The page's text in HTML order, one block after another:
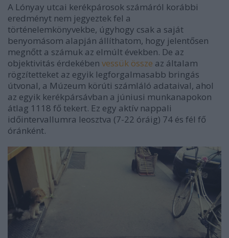
A Lónyay utcai kerékpárosok számáról korábbi
eredményt nem jegyeztek fel a
történelemkönyvekbe, úgyhogy csak a saját
benyomásom alapján állíthatom, hogy jelentősen
megnőtt a számuk az elmúlt években. De az
objektivitás érdekében vessük össze az általam
rögzítetteket az egyik legforgalmasabb bringás
útvonal, a Múzeum körúti számláló adataival, ahol
az egyik kerékpársávban a júniusi munkanapokon
átlag 1118 fő tekert. Ez egy aktív nappali
időintervallumra leosztva (7-22 óráig) 74 és fél fő
óránként.